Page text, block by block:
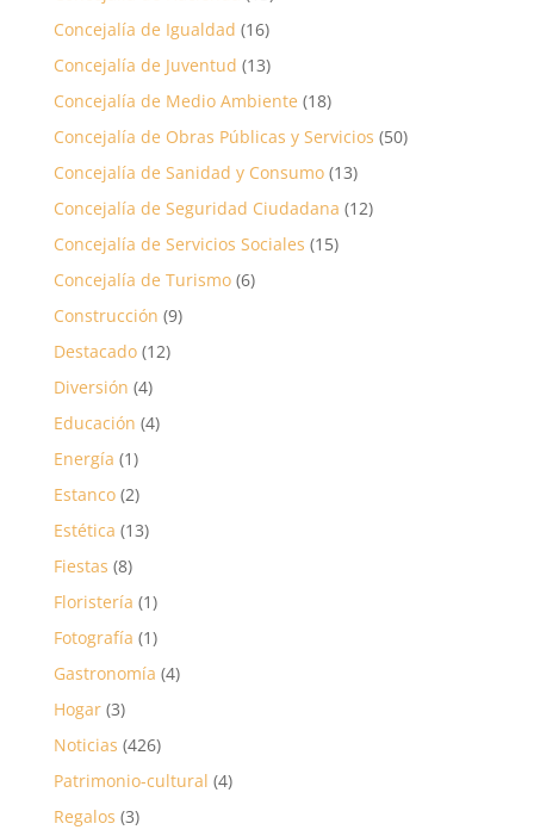
Concejalía de Igualdad (16)
Concejalía de Juventud (13)
Concejalía de Medio Ambiente (18)
Concejalía de Obras Públicas y Servicios (50)
Concejalía de Sanidad y Consumo(13)
Concejalía de Seguridad Ciudadana (12)
Concejalía de Servicios Sociales (15)
Concejalía de Turismo(6)
Construcción (9)
Destacado(12)
Diversión (4)
Educación (4)
Energía (1)
Estanco(2)
Estética (13)
Fiestas (8)
Floristería (1)
Fotografía (1)
Gastronomía (4)
Hogar(3)
Noticias (426)
Patrimonio-cultural (4)
Regalos (3)